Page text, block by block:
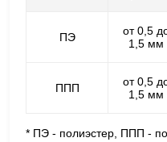
ПЭ
от 0,5
1,5 мм
ППП
от 0,5
1,5 мм
* ПЭ - полиэстер, ППП -